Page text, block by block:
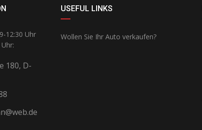
12:30 Uhr
180, D-
USEFUL LINKS
Wollen Sie Ihr Auto verkaufen?